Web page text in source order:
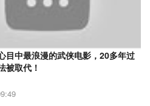
目中最浪漫的武侠电影，20多年过
被取代！